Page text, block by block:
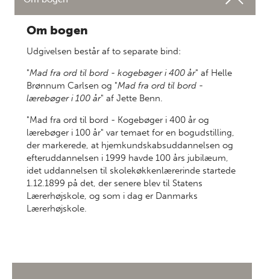
Om bogen
Udgivelsen består af to separate bind:
"Mad fra ord til bord - kogebøger i 400 år" af Helle
Brønnum Carlsen og "Mad fra ord til bord -
lærebøger i 100 år" af Jette Benn.
"Mad fra ord til bord - Kogebøger i 400 år og
lærebøger i 100 år" var temaet for en bogudstilling,
der markerede, at hjemkundskabsuddannelsen og
efteruddannelsen i 1999 havde 100 års jubilæum,
idet uddannelsen til skolekøkkenlærerinde startede
1.12.1899 på det, der senere blev til Statens
Lærerhøjskole, og som i dag er Danmarks
Lærerhøjskole.